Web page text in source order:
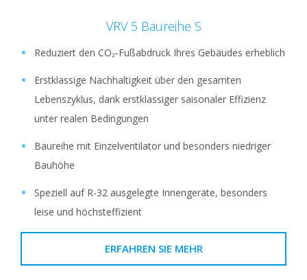
VRV 5 Baureihe S
Reduziert den CO₂-Fußabdruck Ihres Gebäudes erheblich
Erstklassige Nachhaltigkeit über den gesamten
Lebenszyklus, dank erstklassiger saisonaler Effizienz
unter realen Bedingungen
Baureihe mit Einzelventilator und besonders niedriger
Bauhöhe
Speziell auf R-32 ausgelegte Innengeräte, besonders
leise und höchsteffizient
ERFAHREN SIE MEHR